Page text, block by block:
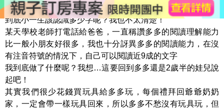
到底小一生該認識多少字呢？我也不太清楚！
某天學校老師打電話給爸爸，一直稱讚多多的閱讀理解能力
比一般小朋友好很多，我也十分訝異多多的閱讀能力，在沒
有注音符號的情況下，自己可以閱讀近9成的文字
我到底做了什麼呢？我想…這要回到多多還是2歲半的娃兒說
起吧！
其實我們很少花錢買玩具給多多玩，每個禮拜回爺爺奶奶
家，一定會帶一樣玩具回來，所以多多不愁沒有玩具玩，但